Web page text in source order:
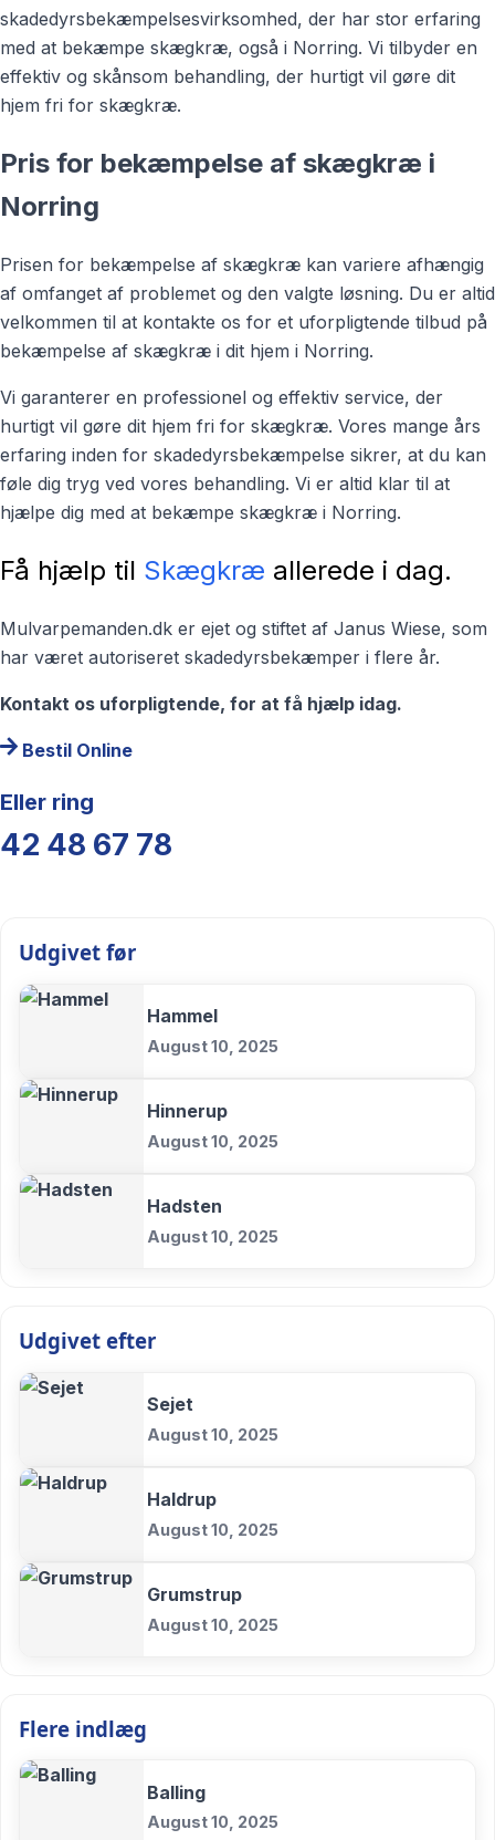
skadedyrsbekæmpelsesvirksomhed, der har stor erfaring
med at bekæmpe skægkræ, også i Norring. Vi tilbyder en
effektiv og skånsom behandling, der hurtigt vil gøre dit
hjem fri for skægkræ.
Pris for bekæmpelse af skægkræ i
Norring
Prisen for bekæmpelse af skægkræ kan variere afhængig
af omfanget af problemet og den valgte løsning. Du er altid
velkommen til at kontakte os for et uforpligtende tilbud på
bekæmpelse af skægkræ i dit hjem i Norring.
Vi garanterer en professionel og effektiv service, der
hurtigt vil gøre dit hjem fri for skægkræ. Vores mange års
erfaring inden for skadedyrsbekæmpelse sikrer, at du kan
føle dig tryg ved vores behandling. Vi er altid klar til at
hjælpe dig med at bekæmpe skægkræ i Norring.
Få hjælp til Skægkræ allerede i dag.
Mulvarpemanden.dk er ejet og stiftet af Janus Wiese, som
har været autoriseret skadedyrsbekæmper i flere år.
Kontakt os uforpligtende, for at få hjælp idag.
Bestil Online
Eller ring
42 48 67 78
Udgivet før
Hammel
August 10, 2025
Hinnerup
August 10, 2025
Hadsten
August 10, 2025
Udgivet efter
Sejet
August 10, 2025
Haldrup
August 10, 2025
Grumstrup
August 10, 2025
Flere indlæg
Balling
August 10, 2025